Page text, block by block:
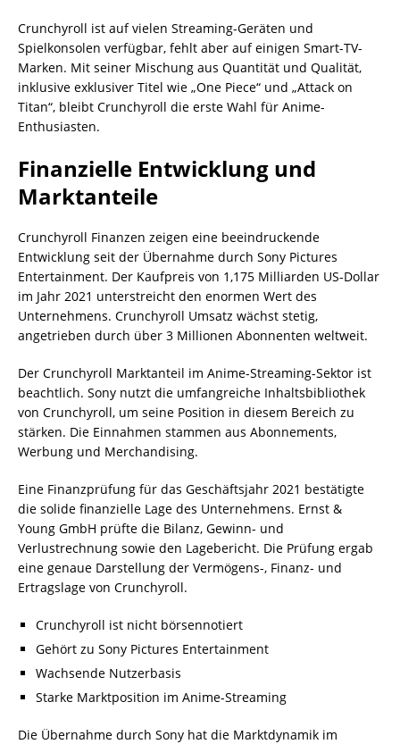
Crunchyroll ist auf vielen Streaming-Geräten und
Spielkonsolen verfügbar, fehlt aber auf einigen Smart-TV-
Marken. Mit seiner Mischung aus Quantität und Qualität,
inklusive exklusiver Titel wie „One Piece“ und „Attack on
Titan“, bleibt Crunchyroll die erste Wahl für Anime-
Enthusiasten.
Finanzielle Entwicklung und
Marktanteile
Crunchyroll Finanzen zeigen eine beeindruckende
Entwicklung seit der Übernahme durch Sony Pictures
Entertainment. Der Kaufpreis von 1,175 Milliarden US-Dollar
im Jahr 2021 unterstreicht den enormen Wert des
Unternehmens. Crunchyroll Umsatz wächst stetig,
angetrieben durch über 3 Millionen Abonnenten weltweit.
Der Crunchyroll Marktanteil im Anime-Streaming-Sektor ist
beachtlich. Sony nutzt die umfangreiche Inhaltsbibliothek
von Crunchyroll, um seine Position in diesem Bereich zu
stärken. Die Einnahmen stammen aus Abonnements,
Werbung und Merchandising.
Eine Finanzprüfung für das Geschäftsjahr 2021 bestätigte
die solide finanzielle Lage des Unternehmens. Ernst &
Young GmbH prüfte die Bilanz, Gewinn- und
Verlustrechnung sowie den Lagebericht. Die Prüfung ergab
eine genaue Darstellung der Vermögens-, Finanz- und
Ertragslage von Crunchyroll.
Crunchyroll ist nicht börsennotiert
Gehört zu Sony Pictures Entertainment
Wachsende Nutzerbasis
Starke Marktposition im Anime-Streaming
Die Übernahme durch Sony hat die Marktdynamik im